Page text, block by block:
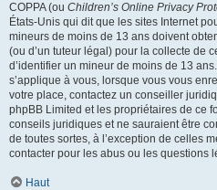
COPPA (ou Children’s Online Privacy
États-Unis qui dit que les sites Internet
mineurs de moins de 13 ans doivent
(ou d’un tuteur légal) pour la collecte de
d’identifier un mineur de moins de 13
s’applique à vous, lorsque vous vous
votre place, contactez un conseiller
phpBB Limited et les propriétaires de ce
conseils juridiques et ne sauraient être
de toutes sortes, à l’exception de celles
contacter pour les abus ou les questions
Haut